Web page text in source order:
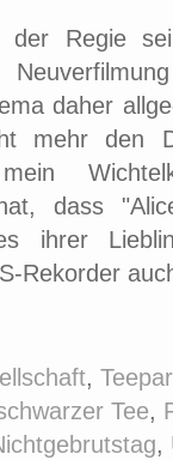
der Regie
daher
mehr den
dass
ihrer
Rekorder
,
Tee,
,